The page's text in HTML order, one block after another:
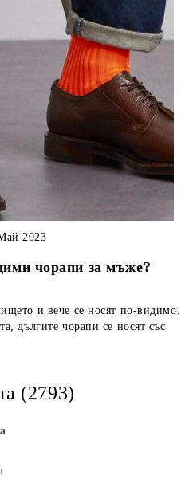
чорапи за мъже?
2023
и вече се носят по-видимо.
дългите чорапи се носят със
(2793)